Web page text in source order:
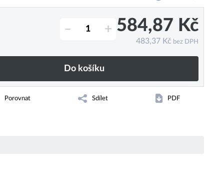
– + 584,87 Kč
483,37 Kč bez DPH
Do košíku
Porovnat Sdílet PDF